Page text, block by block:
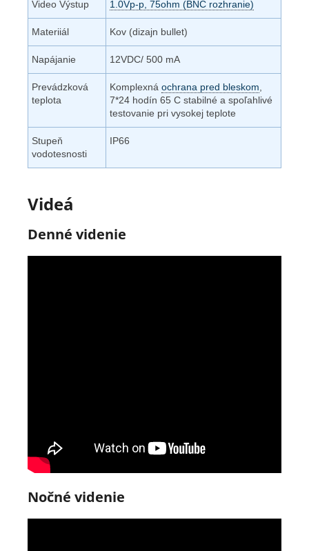
Video Výstup 1.0Vp-p, 75ohm (BNC rozhranie)
Materiiál Kov (dizajn bullet)
Napájanie 12VDC/ 500 mA
Prevádzková
teplota
Komplexná ochrana pred bleskom
7*24 hodín 65 C stabilné a spoľahlivé
testovanie pri vysokej teplote
Stupeň
vodotesnosti
IP66
Videá
Denné videnie
Nočné videnie